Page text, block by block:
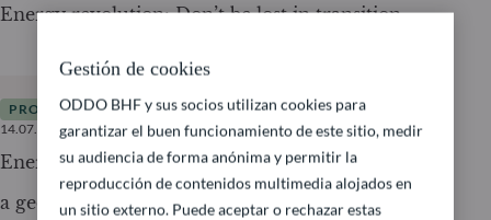
Energy revolution: Don’t be lost in transition
PRODUKTE
14.07.2026
3minutos
Energy security – why electrification has become
a geopolitical imperative
Gestión de cookies
ODDO BHF y sus socios utilizan cookies para
garantizar el buen funcionamiento de este sitio, medir
su audiencia de forma anónima y permitir la
reproducción de contenidos multimedia alojados en
un sitio externo. Puede aceptar o rechazar estas